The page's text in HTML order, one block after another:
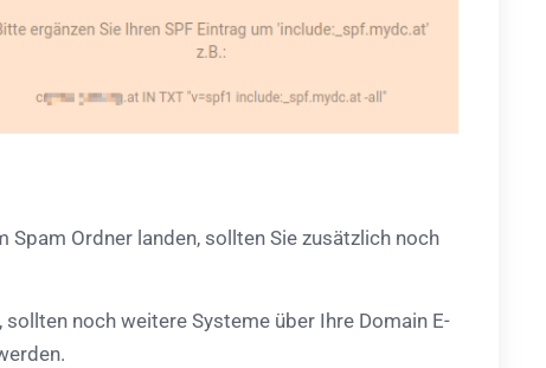
Ordner landen, sollten Sie zusätzlich noch
noch weitere Systeme über Ihre Domain E-